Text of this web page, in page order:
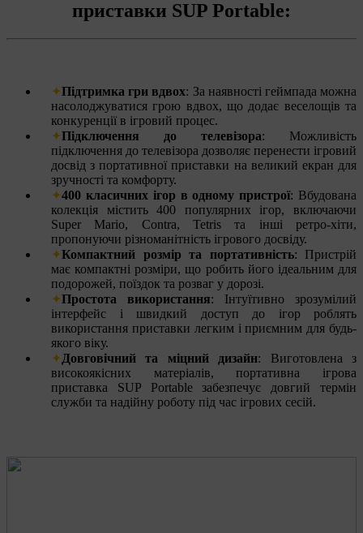
приставки SUP Portable:
Підтримка гри вдвох: За наявності геймпада можна
насолоджуватися грою вдвох, що додає веселощів та
конкуренції в ігровий процес.
Підключення до телевізора: Можливість
підключення до телевізора дозволяє перенести ігровий
досвід з портативної приставки на великий екран для
зручності та комфорту.
400 класичних ігор в одному пристрої: Вбудована
колекція містить 400 популярних ігор, включаючи
Super Mario, Contra, Tetris та інші ретро-хіти,
пропонуючи різноманітність ігрового досвіду.
Компактний розмір та портативність: Пристрій
має компактні розміри, що робить його ідеальним для
подорожей, поїздок та розваг у дорозі.
Простота використання: Інтуїтивно зрозумілий
інтерфейс і швидкий доступ до ігор роблять
використання приставки легким і приємним для будь-
якого віку.
Довговічний та міцний дизайн: Виготовлена з
високоякісних матеріалів, портативна ігрова
приставка SUP Portable забезпечує довгий термін
служби та надійну роботу під час ігрових сесій.